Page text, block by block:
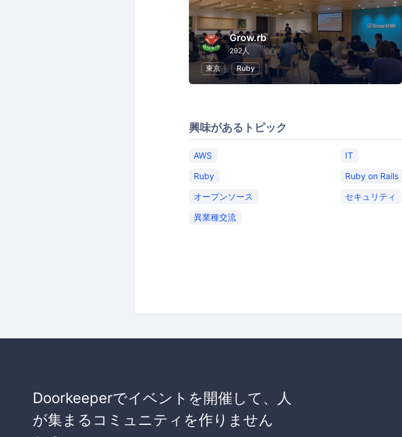
Grow.rb
292人
東京
Ruby
興味があるトピック
AWS IT
Ruby
Ruby on Rails
オープンソース
セキュリティ
異業種交流
Doorkeeperでイベントを開催して、人
が集まるコミュニティを作りません